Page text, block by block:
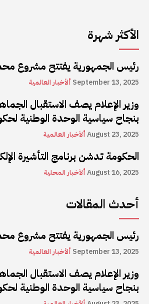
الأكثر شهرة
رئيس الجمهورية يفتتح مشروع
ألأخبار العالمية September 13, 2025
وزير الإعلام يصف الاستقبال
بنجاح سياسية الوحدة الوطنية
ألأخبار العالميةAugust 23, 2025
الحكومة تدشن برنامج التأشيرة
ألأخبار المحليةAugust 16, 2025
أحدث المقالات
رئيس الجمهورية يفتتح مشروع
ألأخبار العالمية September 13, 2025
وزير الإعلام يصف الاستقبال
بنجاح سياسية الوحدة الوطنية